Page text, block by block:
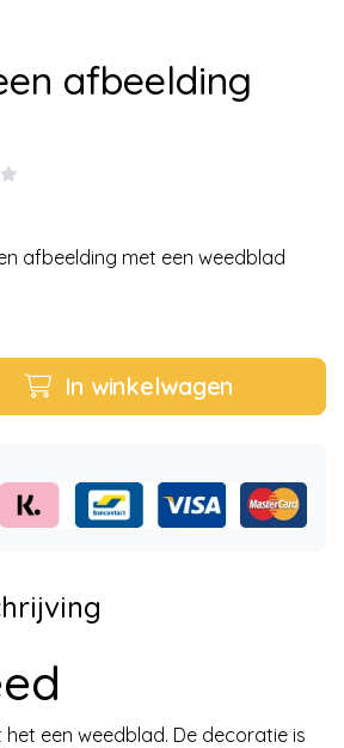
afbeelding
afbeelding met een weedblad
In winkelwagen
het een weedblad. De decoratie is